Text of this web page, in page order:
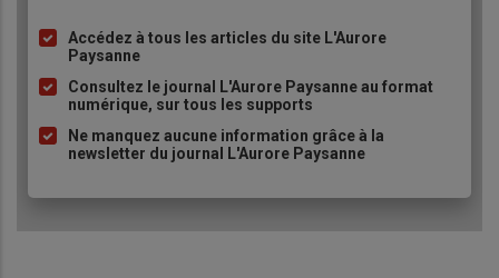
Liste
puce
Accédez à tous les articles du site L'Aurore
Paysanne
Consultez le journal L'Aurore Paysanne au format
numérique, sur tous les supports
Ne manquez aucune information grâce à la
newsletter du journal L'Aurore Paysanne